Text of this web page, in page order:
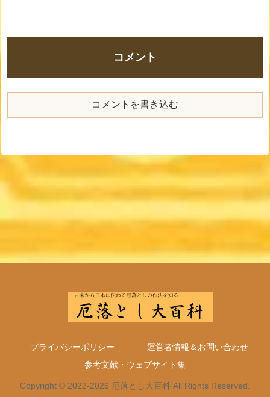
コメント
コメントを書き込む
プライバシーポリシー
運営者情報＆お問い合わせ
参考文献・ウェブサイト集
Copyright © 2022-2026 厄落とし大百科 All Rights Reserved.